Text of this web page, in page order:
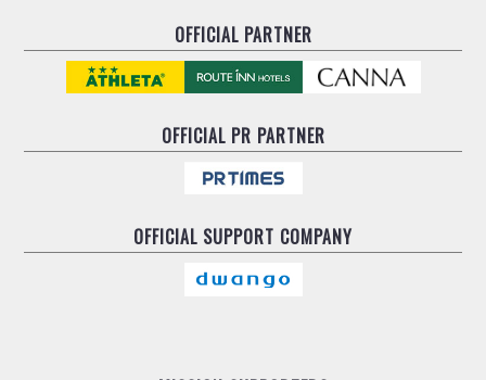
OFFICIAL PARTNER
OFFICIALPR PARTNER
OFFICIAL SUPPORT COMPANY